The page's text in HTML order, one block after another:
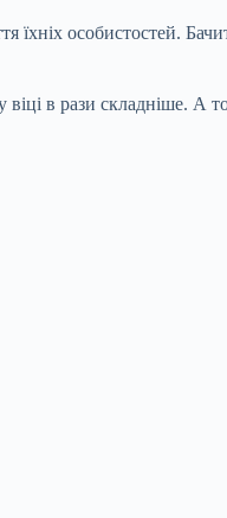
особистостей.
віці в рази складніше. А